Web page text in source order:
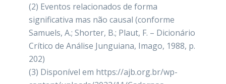
(2) Eventos relacionados de forma
significativa mas não causal (conforme
Samuels, A.; Shorter, B.; Plaut, F. – Dicionário
Crítico de Análise Junguiana, Imago, 1988, p.
202)
(3) Disponível em https://ajb.org.br/wp-